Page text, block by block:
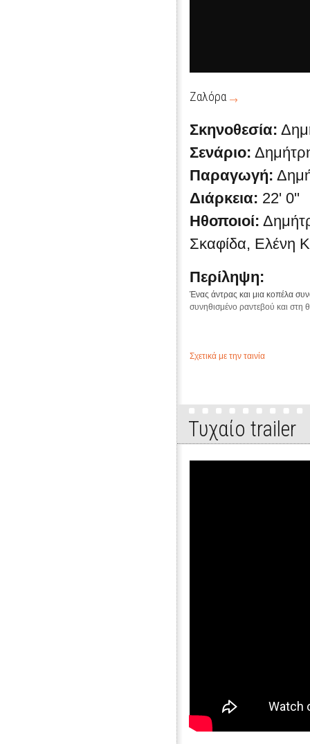
Ζαλόρα
Σκηνοθεσία:
Σενάριο:
Παραγωγή:
Διάρκεια: 22' 0''
Ηθοποιοί:
Σκαφίδα, Ελένη
Περίληψη:
Ένας άντρας και μια κοπέλα
συνηθισμένο ραντεβού και στη
Σχετικά με την ταινία
Τυχαίo trailer